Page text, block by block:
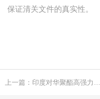
保证清关文件的真实性。